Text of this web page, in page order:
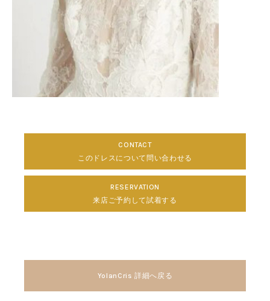
CONTACT
このドレスについて問い合わせる
RESERVATION
来店ご予約して試着する
YolanCris 詳細へ戻る